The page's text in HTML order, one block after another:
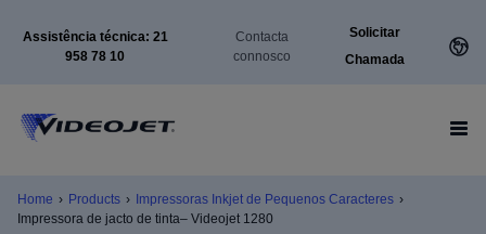
Assistência técnica: 21
958 78 10
Contacta
connosco
Solicitar
Chamada
Home › Products › Impressoras Inkjet de Pequenos Caracteres ›
Impressora de jacto de tinta– Videojet 1280